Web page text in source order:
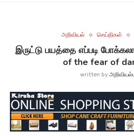
அறிவியல் செய்திகள்
இருட்டு பயத்தை எப்படி
of the fear of
written by